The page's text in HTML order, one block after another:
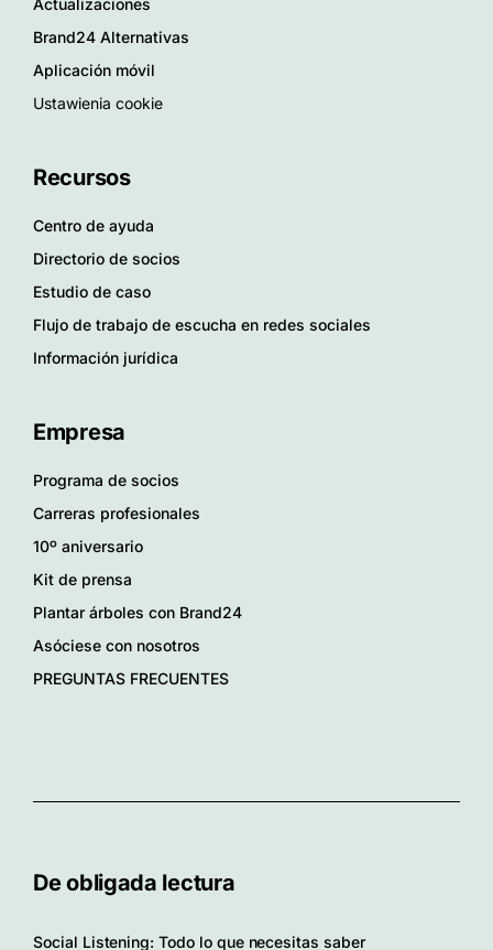
Actualizaciones
Brand24 Alternativas
Aplicación móvil
Ustawienia cookie
Recursos
Centro de ayuda
Directorio de socios
Estudio de caso
Flujo de trabajo de escucha en redes sociales
Información jurídica
Empresa
Programa de socios
Carreras profesionales
10º aniversario
Kit de prensa
Plantar árboles con Brand24
Asóciese con nosotros
PREGUNTAS FRECUENTES
De obligada lectura
Social Listening: Todo lo que necesitas saber